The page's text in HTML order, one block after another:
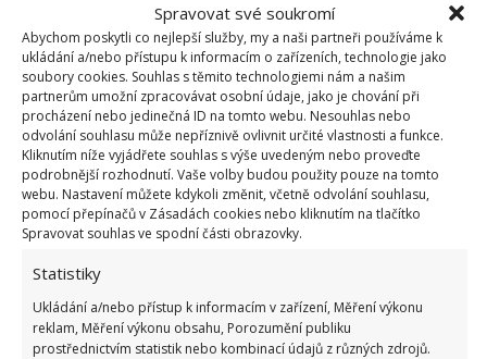
Spravovat své soukromí
Abychom poskytli co nejlepší služby, my a naši partneři používáme k
ukládání a/nebo přístupu k informacím o zařízeních, technologie jako
soubory cookies. Souhlas s těmito technologiemi nám a našim
partnerům umožní zpracovávat osobní údaje, jako je chování při
procházení nebo jedinečná ID na tomto webu. Nesouhlas nebo
odvolání souhlasu může nepříznivě ovlivnit určité vlastnosti a funkce.
Kliknutím níže vyjádřete souhlas s výše uvedeným nebo proveďte
podrobnější rozhodnutí. Vaše volby budou použity pouze na tomto
webu. Nastavení můžete kdykoli změnit, včetně odvolání souhlasu,
pomocí přepínačů v Zásadách cookies nebo kliknutím na tlačítko
Spravovat souhlas ve spodní části obrazovky.
Statistiky
Ukládání a/nebo přístup k informacím v zařízení, Měření výkonu
reklam, Měření výkonu obsahu, Porozumění publiku
prostřednictvím statistik nebo kombinací údajů z různých zdrojů.